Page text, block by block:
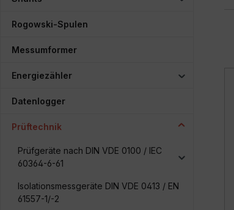
Rogowski-Spulen
Messumformer
Energiezähler
Datenlogger
Prüftechnik
Prüfgeräte nach DIN VDE 0100 / IEC
60364-6-61
Isolationsmessgeräte DIN VDE 0413 / EN
61557-1/-2